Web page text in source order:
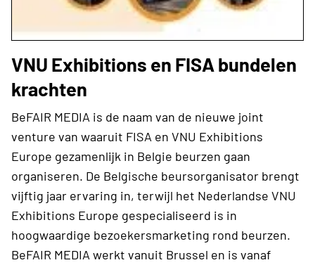
VNU Exhibitions en FISA bundelen
krachten
BeFAIR MEDIA is de naam van de nieuwe joint
venture van waaruit FISA en VNU Exhibitions
Europe gezamenlijk in Belgie beurzen gaan
organiseren. De Belgische beursorganisator brengt
vijftig jaar ervaring in, terwijl het Nederlandse VNU
Exhibitions Europe gespecialiseerd is in
hoogwaardige bezoekersmarketing rond beurzen.
BeFAIR MEDIA werkt vanuit Brussel en is vanaf